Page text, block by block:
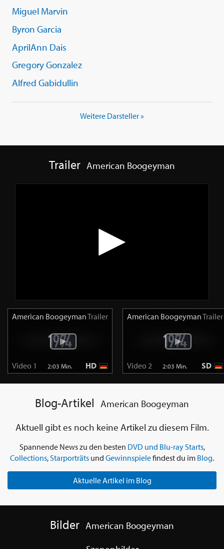
Miguel Marvin
Byron Garcia
AprilAnn Dais
Gregory Gonzalez
Alfred Gabidullin
Weitere Darsteller »
Trailer American Boogeyman
American BoogeymanTrailer
Video 1 2:03 Min. HD
American BoogeymanTrailer
Video 2 2:03 Min. SD
Blog-Artikel American Boogeyman
Aktuell gibt es noch keine Artikel zu diesem Film.
Spannende News zu den besten DVD und Blu-ray Starts,
Collections,Starporträts und Gewinnspielefindest du im Blog.
Aktuelle Artikel im Blog
Bilder American Boogeyman